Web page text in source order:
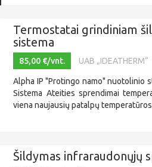
Termostatai grindiniam
sistema
85,00 €/vnt. UAB „IDEATHERM“
Alpha IP "Protingo namo" nuotolinio
Sistema Ateities sprendimai
viena naujausių patalpų
Šildymas infraraudonųjų